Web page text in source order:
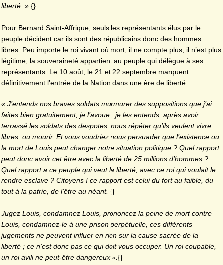
liberté. » {}
Pour Bernard Saint-Affrique, seuls les représentants élus par le
peuple décident car ils sont des républicains donc des hommes
libres. Peu importe le roi vivant où mort, il ne compte plus, il n’est plus
légitime, la souveraineté appartient au peuple qui délègue à ses
représentants. Le 10 août, le 21 et 22 septembre marquent
définitivement l’entrée de la Nation dans une ère de liberté.
« J’entends nos braves soldats murmurer des suppositions que j’ai
faites bien gratuitement, je l’avoue ; je les entends, après avoir
terrassé les soldats des despotes, nous répéter qu’ils veulent vivre
libres, ou mourir. Et vous voudriez nous persuader que l’existence ou
la mort de Louis peut changer notre situation politique ? Quel rapport
peut donc avoir cet être avec la liberté de 25 millions d’hommes ?
Quel rapport a ce peuple qui veut la liberté, avec ce roi qui voulait le
rendre esclave ? Citoyens ! ce rapport est celui du fort au faible, du
tout à la patrie, de l’être au néant. {}
Jugez Louis, condamnez Louis, prononcez la peine de mort contre
Louis, condamnez-le à une prison perpétuelle, ces différents
jugements ne peuvent influer en rien sur la cause sacrée de la
liberté ; ce n’est donc pas ce qui doit vous occuper. Un roi coupable,
un roi avili ne peut-être dangereux ». {}